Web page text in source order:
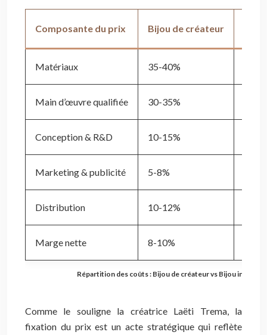
Répartition des coûts : Bijou de créateur vs Bijou
Composante du prix Bijou de créateur
Matériaux 35-40%
Main d’œuvre qualifiée 30-35%
Conception & R&D 10-15%
Marketing & publicité 5-8%
Distribution 10-12%
Marge nette 8-10%
Comme le souligne la créatrice Laëti Trema, la
fixation du prix est un acte stratégique qui reflète